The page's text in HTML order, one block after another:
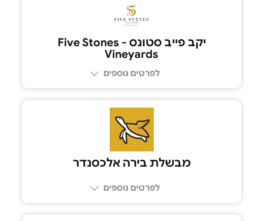
יקב פייב סטונס - Five Stones
Vineyards
לפרטים נוספים
מבשלת בירה אלכסנדר
לפרטים נוספים